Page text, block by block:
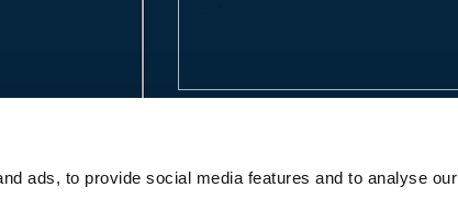
ads, to provide social media features and to analyse our